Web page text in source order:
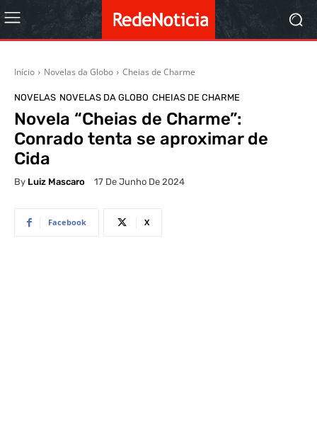
Início Novelas da Globo Cheias de Charme
NOVELAS NOVELAS DA GLOBO CHEIAS DE CHARME
Novela “Cheias de Charme”:
Conrado tenta se aproximar de
Cida
By Luiz Mascaro 17 De Junho De 2024
Facebook X